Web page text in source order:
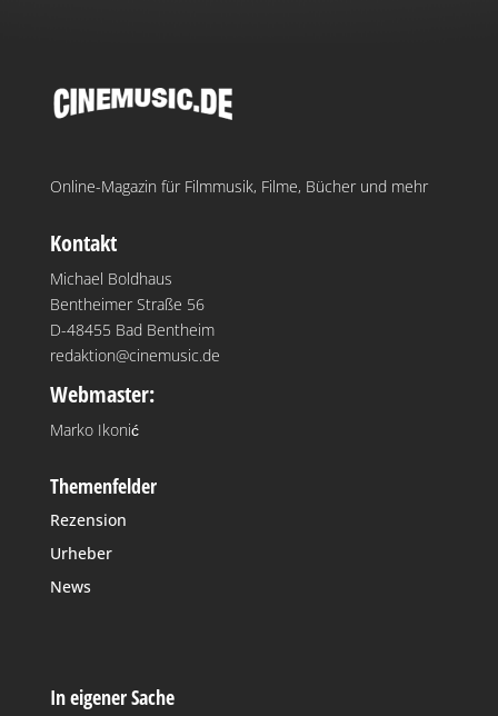
Online-Magazin für Filmmusik, Filme, Bücher und mehr
Kontakt
Michael Boldhaus
Bentheimer Straße 56
D-48455 Bad Bentheim
redaktion@cinemusic.de
Webmaster:
Marko Ikonić
Themenfelder
Rezension
Urheber
News
In eigener Sache